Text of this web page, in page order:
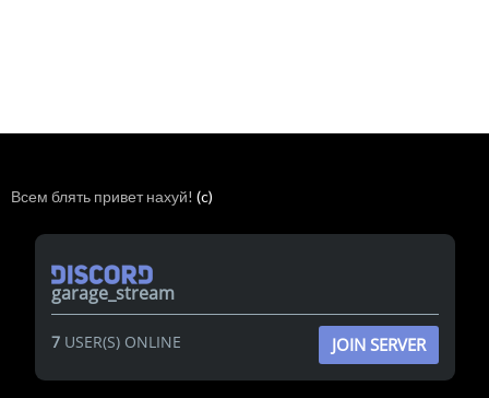
Всем блять привет нахуй! (c)
garage_stream
7USER(S) ONLINE JOIN SERVER